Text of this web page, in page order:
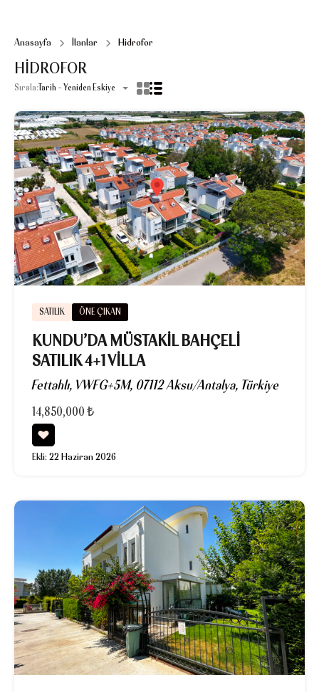
Anasayfa İlanlar Hidrofor
HIDROFOR
Sırala: Tarih - Yeniden Eskiye
SATILIK ÖNE ÇIKAN
KUNDU’DA MÜSTAKIL BAHÇELI
SATILIK 4+1 VILLA
Fettahlı, VWFG+5M, 07112 Aksu/Antalya, Türkiye
14,850,000 ₺
Ekli: 22 Haziran 2026